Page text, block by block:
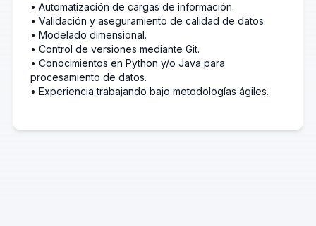
• Automatización de cargas de información.
• Validación y aseguramiento de calidad de datos.
• Modelado dimensional.
• Control de versiones mediante Git.
• Conocimientos en Python y/o Java para
procesamiento de datos.
• Experiencia trabajando bajo metodologías ágiles.